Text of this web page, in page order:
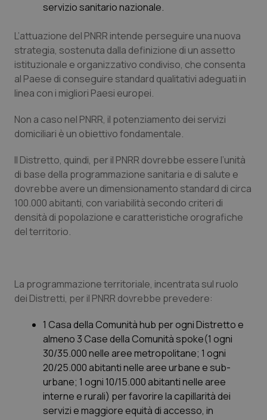
servizio sanitario nazionale.
L’attuazione del PNRR intende perseguire una nuova
strategia, sostenuta dalla definizione di un assetto
istituzionale e organizzativo condiviso, che consenta
al Paese di conseguire standard qualitativi adeguati in
linea con i migliori Paesi europei.
Non a caso nel PNRR, il potenziamento dei servizi
domiciliari è un obiettivo fondamentale.
Il Distretto, quindi, per il PNRR dovrebbe essere l’unità
di base della programmazione sanitaria e di salute e
dovrebbe avere un dimensionamento standard di circa
100.000 abitanti, con variabilità secondo criteri di
densità di popolazione e caratteristiche orografiche
del territorio.
La programmazione territoriale, incentrata sul ruolo
dei Distretti, per il PNRR dovrebbe prevedere:
1 Casa della Comunità hub per ogni Distretto e
almeno 3 Case della Comunità spoke(1 ogni
30/35.000 nelle aree metropolitane; 1 ogni
20/25.000 abitanti nelle aree urbane e sub-
urbane; 1 ogni 10/15.000 abitanti nelle aree
interne e rurali) per favorire la capillarità dei
servizi e maggiore equità di accesso, in